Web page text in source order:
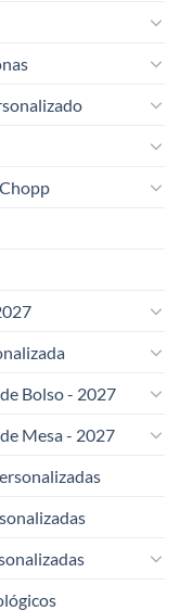
Bolso - 2027
Mesa - 2027